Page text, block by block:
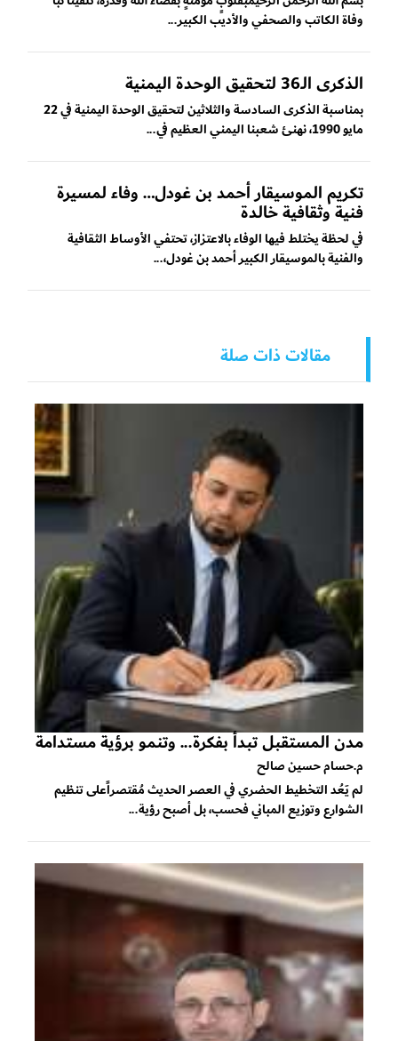
وفاة الكاتب والصحفي والأديب الكبير...
الذكرى الـ36 لتحقيق الوحدة اليمنية
بمناسبة الذكرى السادسة والثلاثين لتحقيق الوحدة اليمنية في 22
مايو 1990، نهنئ شعبنا اليمني العظيم في...
تكريم الموسيقار أحمد بن غودل… وفاء لمسيرة
فنية وثقافية خالدة
في لحظة يختلط فيها الوفاء بالاعتزاز، تحتفي الأوساط الثقافية
والفنية بالموسيقار الكبير أحمد بن غودل،...
مقالات ذات صلة
مدن المستقبل تبدأ بفكرة... وتنمو برؤية مستدامة
م.حسام حسين صالح
لم يَعُد التخطيط الحضري في العصر الحديث مُقتصراًعلى تنظيم
الشوارع وتوزيع المباني فحسب، بل أصبح رؤية...